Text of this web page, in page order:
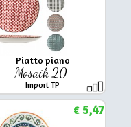
Piatto piano
Mosaik 20
Import TP
€5,47